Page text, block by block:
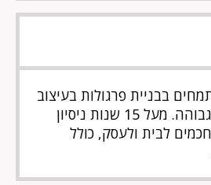
בבניית פרגולות בעיצוב
אישי וברמת גימור גבוהה. מעל 15 שנות ניסיון
לבית ולעסק, כולל